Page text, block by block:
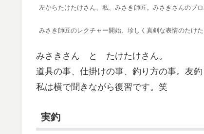
左からたけたけさん、私、みさき師匠。みさきさんのブ
みさき師匠のレクチャー開始、珍しく真剣な表情のたけ
みさきさん と たけたけさん。
道具の事、仕掛けの事、釣り方の事。友
私は横で聞きながら復習です。笑
実釣